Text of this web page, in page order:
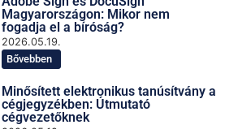
Magyarországon: Mikor nem
fogadja el a bíróság?
2026.05.19.
Bővebben
Minősített elektronikus tanúsítvány a
cégjegyzékben: Útmutató
cégvezetőknek